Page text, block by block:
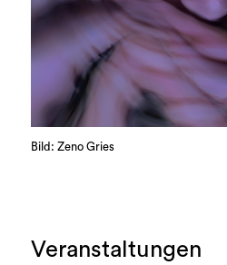
Bild: Zeno Gries
Veranstaltungen